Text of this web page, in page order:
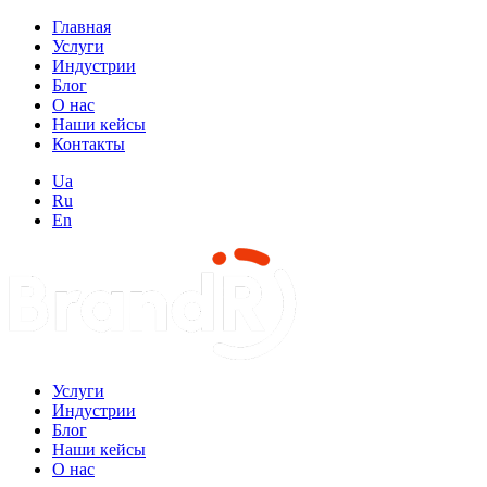
Главная
Услуги
Индустрии
Блог
О нас
Наши кейсы
Контакты
Ua
Ru
En
Услуги
Индустрии
Блог
Наши кейсы
О нас